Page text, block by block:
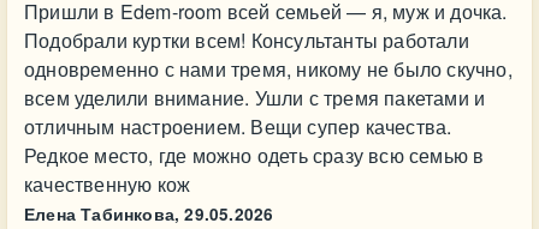
Пришли в Edem-room всей семьей — я, муж и дочка.
Подобрали куртки всем! Консультанты работали
одновременно с нами тремя, никому не было скучно,
всем уделили внимание. Ушли с тремя пакетами и
отличным настроением. Вещи супер качества.
Редкое место, где можно одеть сразу всю семью в
качественную кож
Елена Табинкова, 29.05.2026